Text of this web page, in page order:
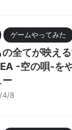
ゲームやってみた
の全てが映え
-空の唄-を
ー
4/8